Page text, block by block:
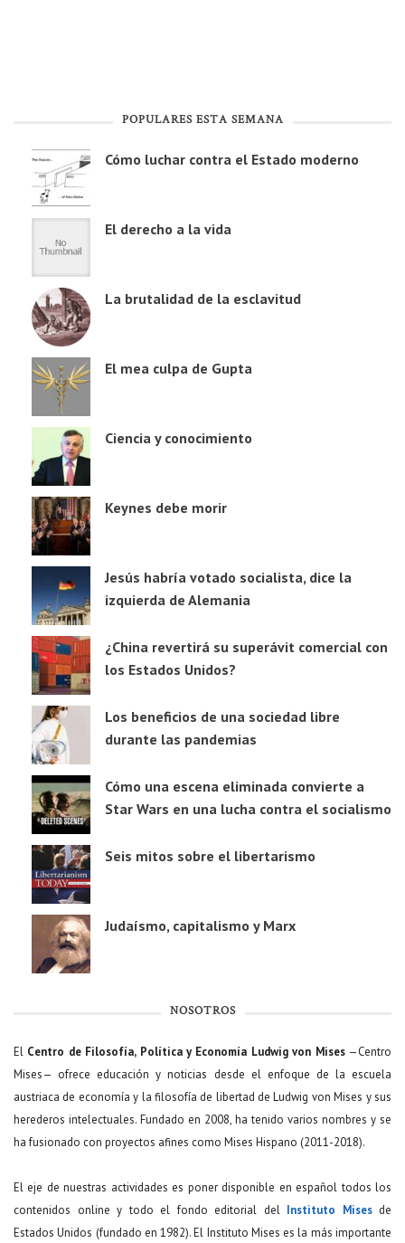
POPULARES ESTA SEMANA
Cómo luchar contra el Estado moderno
El derecho a la vida
La brutalidad de la esclavitud
El mea culpa de Gupta
Ciencia y conocimiento
Keynes debe morir
Jesús habría votado socialista, dice la
izquierda de Alemania
¿China revertirá su superávit comercial con
los Estados Unidos?
Los beneficios de una sociedad libre
durante las pandemias
Cómo una escena eliminada convierte a
Star Wars en una lucha contra el socialismo
Seis mitos sobre el libertarismo
Judaísmo, capitalismo y Marx
NOSOTROS
El Centro de Filosofía, Política y Economía Ludwig von Mises—Centro
Mises— ofrece educación y noticias desde el enfoque de la escuela
austriaca de economía y la filosofía de libertad de Ludwig von Mises y sus
herederos intelectuales. Fundado en 2008, ha tenido varios nombres y se
ha fusionado con proyectos afines como Mises Hispano (2011-2018).
El eje de nuestras actividades es poner disponible en español todos los
contenidos online y todo el fondo editorial del Instituto Misesde
Estados Unidos (fundado en 1982). El Instituto Mises es la más importante